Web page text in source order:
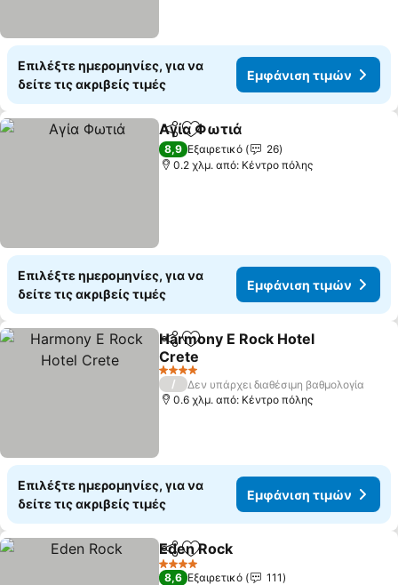
Επιλέξτε ημερομηνίες, για να
δείτε τις ακριβείς τιμές
Εμφάνιση τιμών
Κοινοποίηση
Προσθήκη στα αγαπημένα
Αγία Φωτιά
8,9 Εξαιρετικό
26
0.2 χλμ. από: Κέντρο πόλης
Επιλέξτε ημερομηνίες, για να
δείτε τις ακριβείς τιμές
Εμφάνιση τιμών
Κοινοποίηση
Προσθήκη στα αγαπημένα
Harmony E Rock Hotel
Crete
4 Αστέρια
/
Δεν υπάρχει διαθέσιμη βαθμολογία
0.6 χλμ. από: Κέντρο πόλης
Επιλέξτε ημερομηνίες, για να
δείτε τις ακριβείς τιμές
Εμφάνιση τιμών
Κοινοποίηση
Προσθήκη στα αγαπημένα
Eden Rock
4 Αστέρια
8,6 Εξαιρετικό
111